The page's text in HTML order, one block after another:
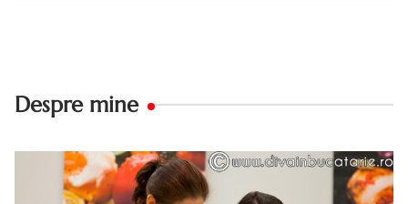
Despre mine